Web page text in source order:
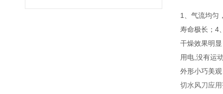
1、气流均匀
寿命极长；4
干燥效果明
用电,没有运
外形小巧美
切水风刀应